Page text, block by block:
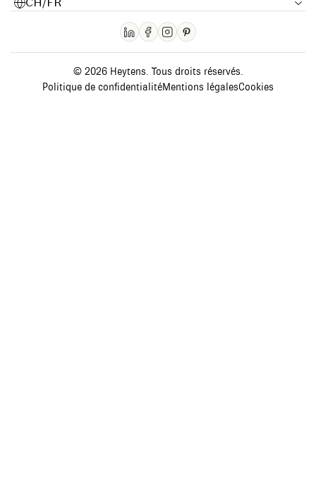
CH/FR
© 2026 Heytens. Tous droits réservés.
Politique de confidentialitéMentions légalesCookies